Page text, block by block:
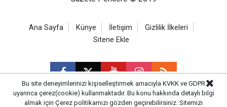
Ana Sayfa Künye İletişim
Gizlilik İlkeleri
Sitene Ekle
Bu site deneyimlerinizi kişiselleştirmek amacıyla KVKK ve GDPR
uyarınca çerez(cookie) kullanmaktadır. Bu konu hakkında detaylı bilgi
almak için Çerez politikamızı gözden geçirebilirsiniz. Sitemizi